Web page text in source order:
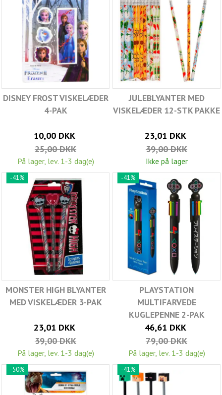
DISNEY FROST VISKELÆDER
4-PAK
10,00 DKK
25,00 DKK
På lager, lev. 1-3 dag(e)
JULEBLYANTER MED
VISKELÆDER 12-STK PAKKE
23,01 DKK
39,00 DKK
Ikke på lager
-41%
MONSTER HIGH BLYANTER
MED VISKELÆDER 3-PAK
23,01 DKK
39,00 DKK
På lager, lev. 1-3 dag(e)
-41%
PLAYSTATION
MULTIFARVEDE
KUGLEPENNE 2-PAK
46,61 DKK
79,00 DKK
På lager, lev. 1-3 dag(e)
-50% -41%